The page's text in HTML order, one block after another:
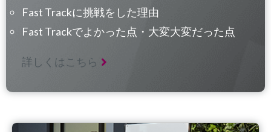
Fast Trackに挑戦をした理由
Fast Trackでよかった点・大変大変だった点
詳しくはこちら